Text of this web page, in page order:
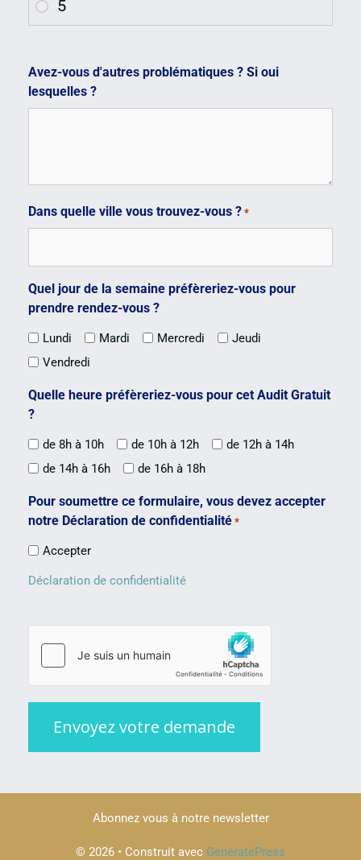
Avez-vous d'autres problématiques ? Si oui
lesquelles ?
Dans quelle ville vous trouvez-vous ? *
Quel jour de la semaine préfèreriez-vous pour
prendre rendez-vous ?
Lundi Mardi Mercredi
Jeudi
Vendredi
Quelle heure préfèreriez-vous pour cet Audit Gratuit
?
de 8h à 10h de 10h à 12h
de 12h à 14h
de 14h à 16h
de 16h à 18h
Pour soumettre ce formulaire, vous devez accepter
notre Déclaration de confidentialité *
Accepter
Déclaration de confidentialité
Abonnez vous à notre newsletter
© 2026 • Construit avec GeneratePress